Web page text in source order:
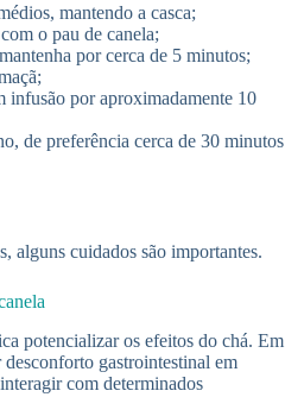
mantendo a casca;
o pau de canela;
por cerca de 5 minutos;
infusão por aproximadamente 10
de preferência cerca de 30 minutos
alguns cuidados são importantes.
potencializar os efeitos do chá. Em
desconforto gastrointestinal em
com determinados